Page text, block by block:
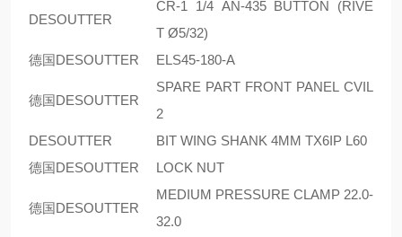
DESOUTTER
CR-1 1/4 AN-435 BUTTON (RIVE
T Ø5/32)
德国DESOUTTER
ELS45-180-A
德国DESOUTTER
SPARE PART FRONT PANEL CVIL
2
DESOUTTER
BIT WING SHANK 4MM TX6IP L60
德国DESOUTTER
LOCK NUT
德国DESOUTTER
MEDIUM PRESSURE CLAMP 22.0-
32.0